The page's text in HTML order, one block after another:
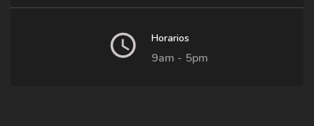
Horarios
9am - 5pm